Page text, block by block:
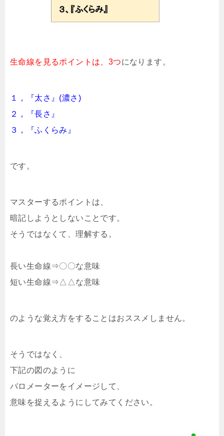
生命線を見るポイントは、3つになります。
１，『太さ』(濃さ)
２，『長さ』
３，『ふくらみ』
です。
マスターするポイントは、
暗記しようとしないことです。
そうではなくて、理解する。
長い生命線⇒〇〇な意味
短い生命線⇒△△な意味
のような覚え方をすることはおススメしません。
そうではなく、
下記の図のように
バロメーターをイメージして、
意味を捉えるようにしてみてください。